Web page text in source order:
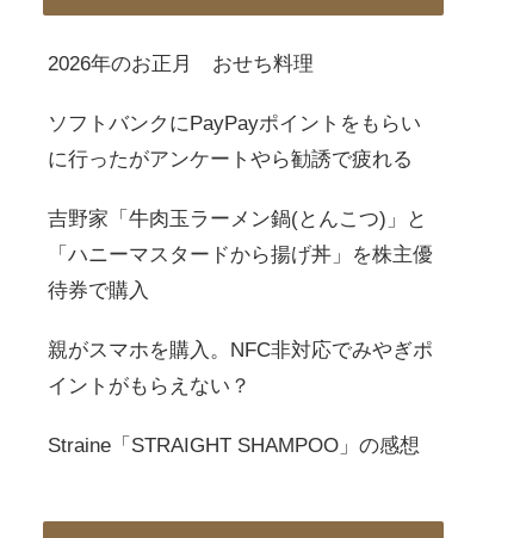
2026年のお正月 おせち料理
ソフトバンクにPayPayポイントをもらい
に行ったがアンケートやら勧誘で疲れる
吉野家「牛肉玉ラーメン鍋(とんこつ)」と
「ハニーマスタードから揚げ丼」を株主優
待券で購入
親がスマホを購入。NFC非対応でみやぎポ
イントがもらえない？
Straine「STRAIGHT SHAMPOO」の感想